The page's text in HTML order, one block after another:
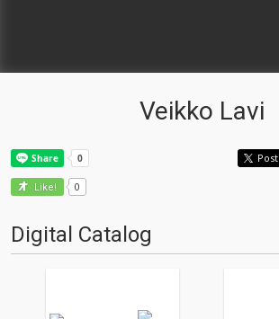
Veikko Lavi
Post
Like! 0
Digital Catalog